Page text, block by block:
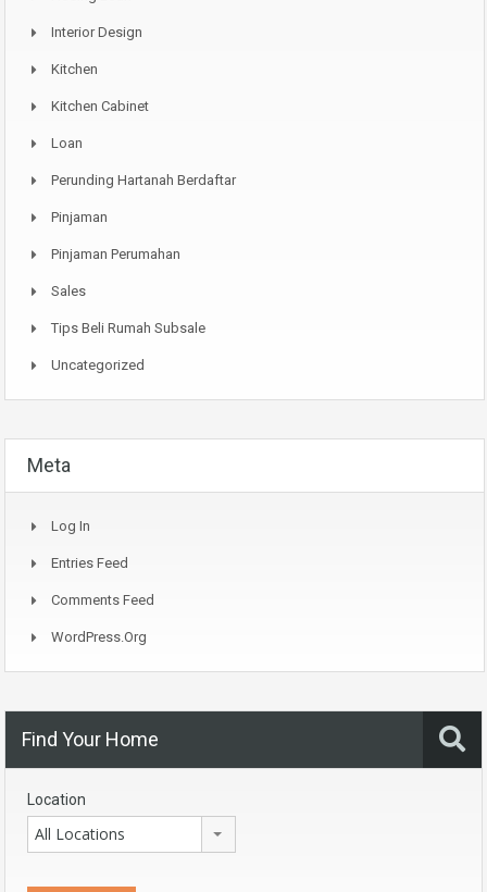
Interior Design
Kitchen
Kitchen Cabinet
Loan
Perunding Hartanah Berdaftar
Pinjaman
Pinjaman Perumahan
Sales
Tips Beli Rumah Subsale
Uncategorized
Meta
Log In
Entries Feed
Comments Feed
WordPress.org
Find Your Home
Location
All Locations